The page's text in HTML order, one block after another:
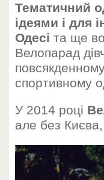
Тематичний
ідеями і для
Одесі та ще
Велопарад
спортивному
У 2014 році
але без